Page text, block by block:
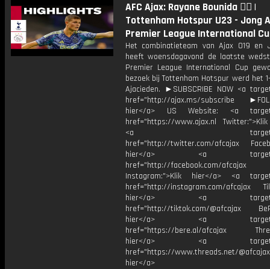
AFC Ajax: Rayane Bounida 😮‍💨 |
Tottenham Hotspur U23 - Jong
Premier League International
Het combinatieteam van Ajax O19 en
heeft woensdagavond de laatste
Premier League International Cup
bezoek bij Tottenham Hotspur werd het
Ajacieden. ►SUBSCRIBE NOW <a
href="http://ajax.ms/subscribe
hier</a> US Website: <a
href="https://www.ajax.nl
<a
href="http://twitter.com/afcajax
hier</a> <a
href="http://facebook.com/afcajax
Instagram:">Klik hier</a> <a
href="http://instagram.com/afcajax
hier</a> <a
href="http://tiktok.com/@afcajax
hier</a> <a
href="https://bere.al/afcajax
hier</a> <a
href="https://www.threads.net/
hier</a>